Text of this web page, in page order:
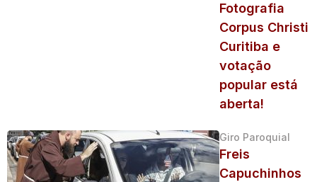
Fotografia
Corpus Christi
Curitiba e
votação
popular está
aberta!
Giro Paroquial
Freis
Capuchinhos